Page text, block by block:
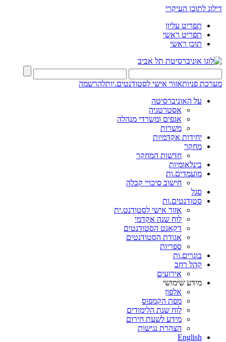
דילוג לתוכן העיקרי
תפריט עליון
תפריט ראשי
תוכן ראשי
מערכת פניותאזור אישי לסטודנטים.יותלהרשמה
על האוניברסיטה
אסטרטגיה
אגפים ומשרדי מנהלה
משרות
יחידות אקדמיות
מחקר
חדשות המחקר
בינלאומיות
מועמדים.ות
חישוב סיכויי קבלה
סגל
סטודנטים.ות
אזור אישי לסטודנט.ית
לוח שנה אקדמי
דקאנט הסטודנטים
אגודת הסטודנטים
ספריות
בוגרים.ות
קהל רחב
אירועים
מידע שימושי
אלפון
מפת הקמפוס
לוח שנת הלימודים
מידע לשעת חירום
הצהרת נגישות
English